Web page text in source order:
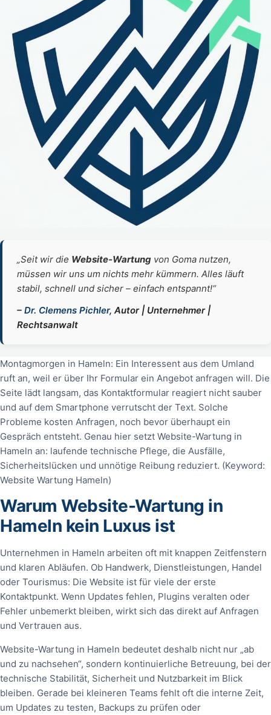
„Seit wir die Website‑Wartung von Goma nutzen,
müssen wir uns um nichts mehr kümmern. Alles läuft
stabil, schnell und sicher – einfach entspannt!“
– Dr. Clemens Pichler, Autor | Unternehmer |
Rechtsanwalt
Montagmorgen in Hameln: Ein Interessent aus dem Umland
ruft an, weil er über Ihr Formular ein Angebot anfragen will. Die
Seite lädt langsam, das Kontaktformular reagiert nicht sauber
und auf dem Smartphone verrutscht der Text. Solche
Probleme kosten Anfragen, noch bevor überhaupt ein
Gespräch entsteht. Genau hier setzt Website-Wartung in
Hameln an: laufende technische Pflege, die Ausfälle,
Sicherheitslücken und unnötige Reibung reduziert. (Keyword:
Website Wartung Hameln)
Warum Website-Wartung in
Hameln kein Luxus ist
Unternehmen in Hameln arbeiten oft mit knappen Zeitfenstern
und klaren Abläufen. Ob Handwerk, Dienstleistungen, Handel
oder Tourismus: Die Website ist für viele der erste
Kontaktpunkt. Wenn Updates fehlen, Plugins veralten oder
Fehler unbemerkt bleiben, wirkt sich das direkt auf Anfragen
und Vertrauen aus.
Website-Wartung in Hameln bedeutet deshalb nicht nur „ab
und zu nachsehen“, sondern kontinuierliche Betreuung, bei der
technische Stabilität, Sicherheit und Nutzbarkeit im Blick
bleiben. Gerade bei kleineren Teams fehlt oft die interne Zeit,
um Updates zu testen, Backups zu prüfen oder